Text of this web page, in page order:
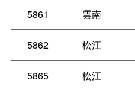
5861 雲南
5862 松江
5865 松江